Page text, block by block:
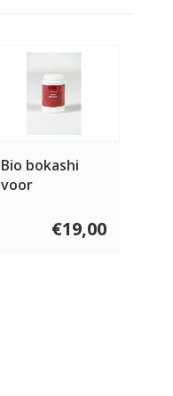
Bio bokashi
voor
€19,00